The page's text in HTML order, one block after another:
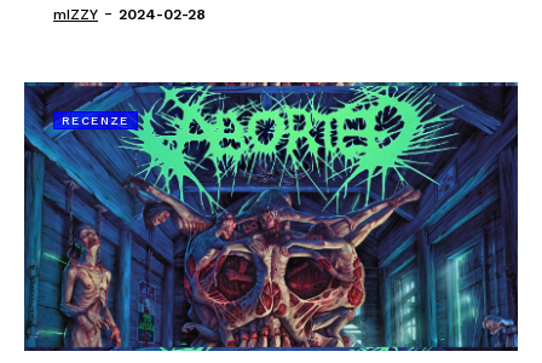
mIZZY - 2024-02-28
RECENZE